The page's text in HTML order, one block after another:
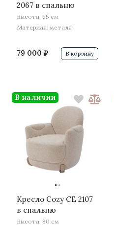
2067 в спальню
Высота: 65 см
Материал: металл
79 000 ₽ В корзину
··
Кресло Cozy CE 2107
в спальню
Высота: 80 см
В наличии